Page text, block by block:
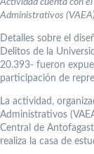
Actividad cuenta con
Administrativos (VAEA)
Detalles sobre el
Delitos de la
20.393- fueron
participación de
La actividad,
Administrativos
Central de
realiza la casa de